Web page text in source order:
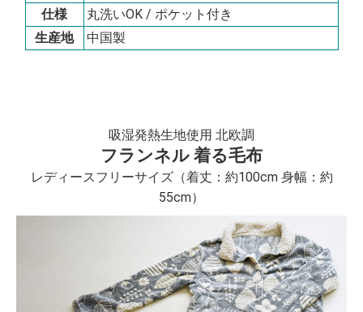
仕様
丸洗いOK / ポケット付き
生産地
中国製
吸湿発熱生地使用 北欧調
フランネル 着る毛布
レディースフリーサイズ（着丈：約100cm 身幅：約
55cm）